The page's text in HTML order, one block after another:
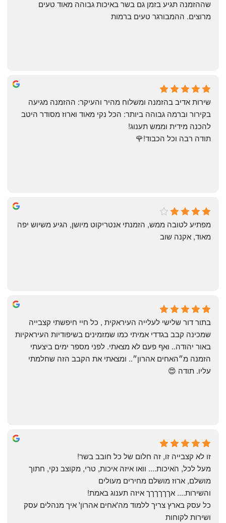
May Azulay
a month ago
מרוצים. ההמבורגר טעים ברמות
michal gottfried
4 months ago
להכנה מידית וממש תענוג!
תודה רבה וכל הכבוד!🌹
שי
4 months ago
מאוד, אקנה שוב
Yonatan Menashe
6 months ago
עליו. תודה 😍
זו לא קצבייה זו, זה חלום של כל חובב בשר!
מושלם, ארוז מושלם מחירים מעולים
והשירות.... אךךךךךך איזה תענוג באמת!
ושירות לקוחות